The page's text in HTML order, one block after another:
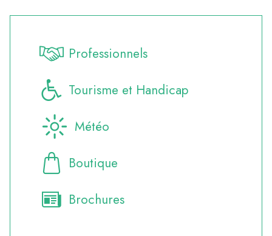
Professionnels
Tourisme et Handicap
Météo
Boutique
Brochures